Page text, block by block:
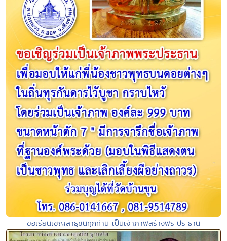
ขอเรียนเชิญสาธุชนทุกท่าน เป็นเจ้าภาพสร้างพระประธาน